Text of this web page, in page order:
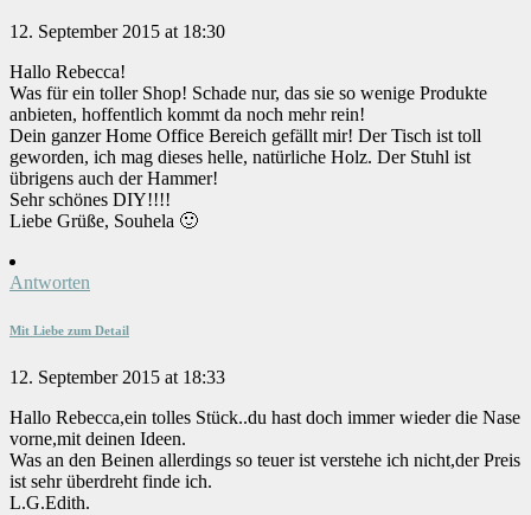
12. September 2015 at 18:30
Hallo Rebecca!
Was für ein toller Shop! Schade nur, das sie so wenige Produkte
anbieten, hoffentlich kommt da noch mehr rein!
Dein ganzer Home Office Bereich gefällt mir! Der Tisch ist toll
geworden, ich mag dieses helle, natürliche Holz. Der Stuhl ist
übrigens auch der Hammer!
Sehr schönes DIY!!!!
Liebe Grüße, Souhela 🙂
Antworten
Mit Liebe zum Detail
12. September 2015 at 18:33
Hallo Rebecca,ein tolles Stück..du hast doch immer wieder die Nase
vorne,mit deinen Ideen.
Was an den Beinen allerdings so teuer ist verstehe ich nicht,der Preis
ist sehr überdreht finde ich.
L.G.Edith.